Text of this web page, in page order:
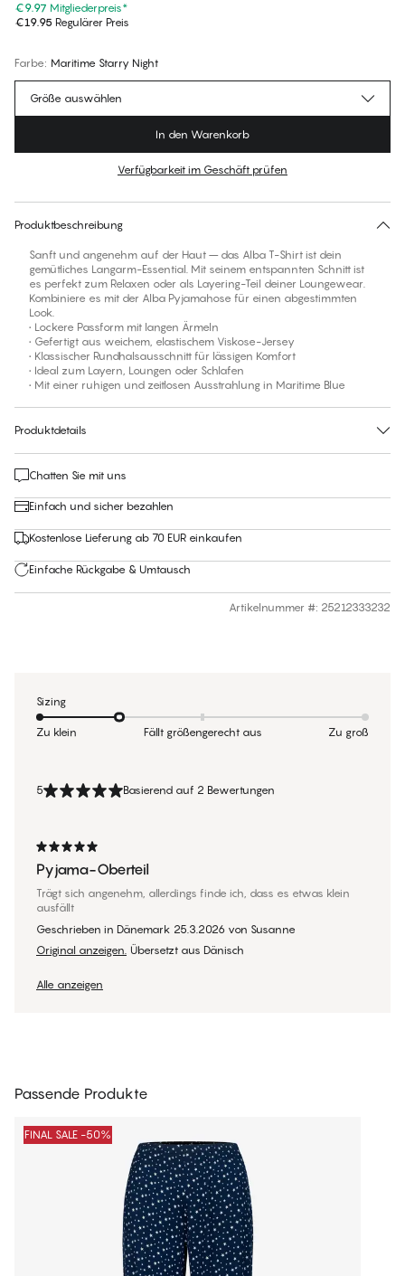
€9.97 Mitgliederpreis*
€19.95 Regulärer Preis
Farbe: Maritime Starry Night
Für diesen Artikel gibt es keine empfohlene Größe
Größe auswählen
In den Warenkorb
Verfügbarkeit im Geschäft prüfen
Produktbeschreibung
Sanft und angenehm auf der Haut – das Alba T-Shirt ist dein
gemütliches Langarm-Essential. Mit seinem entspannten Schnitt ist
es perfekt zum Relaxen oder als Layering-Teil deiner Loungewear.
Kombiniere es mit der Alba Pyjamahose für einen abgestimmten
Look.
• Lockere Passform mit langen Ärmeln
• Gefertigt aus weichem, elastischem Viskose-Jersey
• Klassischer Rundhalsausschnitt für lässigen Komfort
• Ideal zum Layern, Loungen oder Schlafen
• Mit einer ruhigen und zeitlosen Ausstrahlung in Maritime Blue
Produktdetails
Chatten Sie mit uns
Einfach und sicher bezahlen
Kostenlose Lieferung ab 70 EUR einkaufen
Einfache Rückgabe & Umtausch
Artikelnummer #: 25212333232
5 Basierend auf 2 Bewertungen
Pyjama-Oberteil
Trägt sich angenehm, allerdings finde ich, dass es etwas klein
ausfällt
Geschrieben in Dänemark 25.3.2026 von Susanne
Original anzeigen. Übersetzt aus Dänisch
Alle anzeigen
Sizing
Zu klein Fällt größengerecht aus Zu groß
Passende Produkte
FINAL SALE -50%